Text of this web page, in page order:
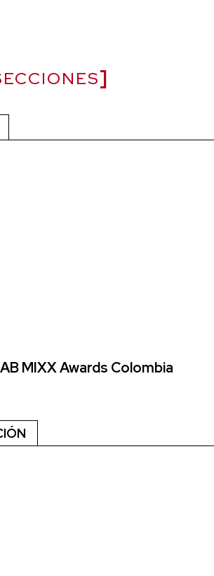
MIXX Awards Colombia